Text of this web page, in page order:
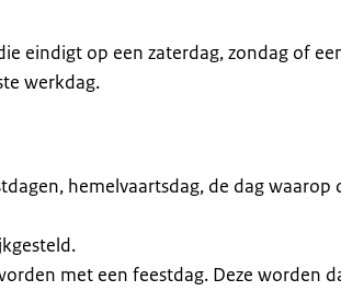
eindigt op een zaterdag, zondag of
werkdag.
hemelvaartsdag, de dag waarop
met een feestdag. Deze worden